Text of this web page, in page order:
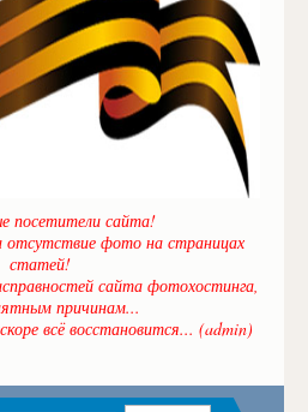
посетители сайта!
отсутствие фото на страницах
статей!
сайта фотохостинга,
причинам...
всё восстановится... (admin)